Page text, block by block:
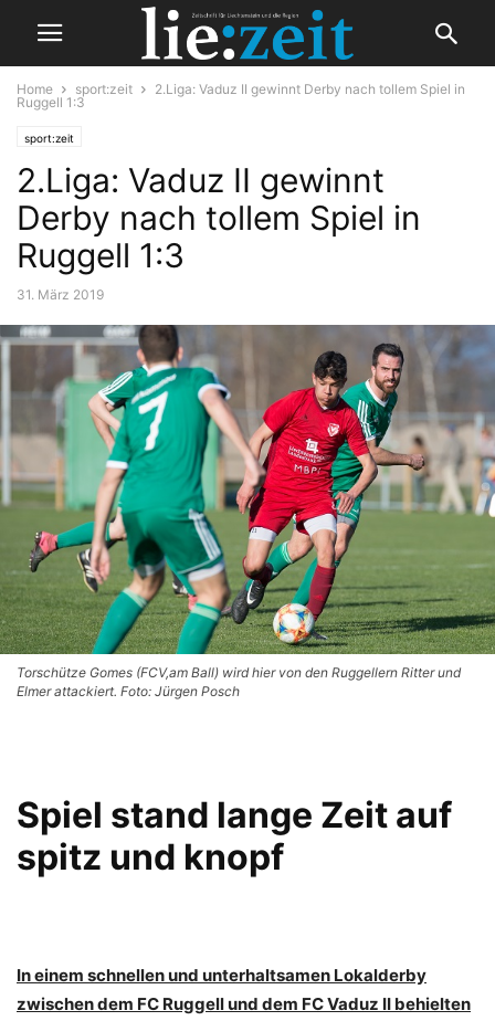
Home sport:zeit
2.Liga: Vaduz II gewinnt Derby nach tollem Spiel in
Ruggell 1:3
sport:zeit
2.Liga: Vaduz II gewinnt
Derby nach tollem Spiel in
Ruggell 1:3
31. März 2019
Torschütze Gomes (FCV,am Ball) wird hier von den Ruggellern Ritter und
Elmer attackiert. Foto: Jürgen Posch
Spiel stand lange Zeit auf
spitz und knopf
In einem schnellen und unterhaltsamen Lokalderby
zwischen dem FC Ruggell und dem FC Vaduz II behielten